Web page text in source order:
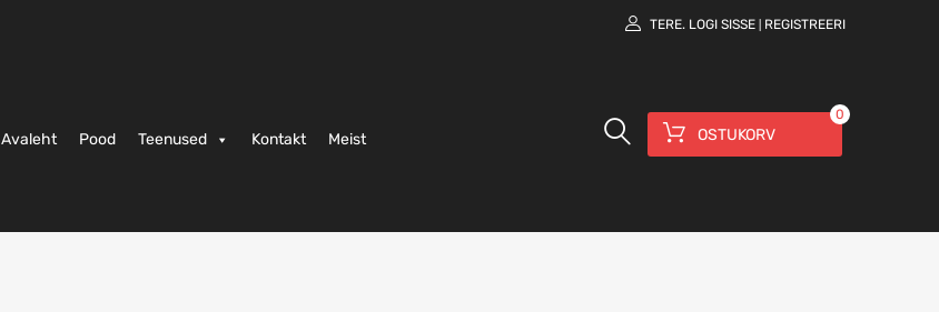
TERE. LOGI SISSE REGISTREERI
OSTUKORV
0
Avaleht Pood Teenused Kontakt Meist